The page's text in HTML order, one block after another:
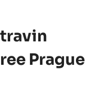
Prague